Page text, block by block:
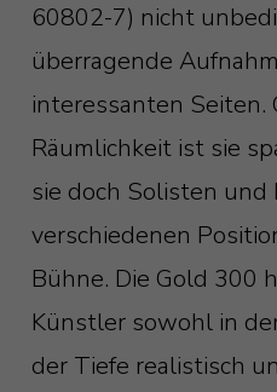
60802-7) nicht
überragende
interessanten Seiten.
Räumlichkeit ist sie
sie doch Solisten und
verschiedenen
Bühne. Die Gold 300
Künstler sowohl in
der Tiefe realistisch